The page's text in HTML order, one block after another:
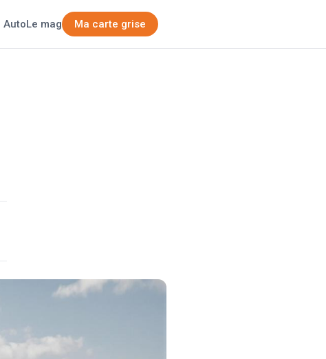
AutoLe mag Ma carte grise